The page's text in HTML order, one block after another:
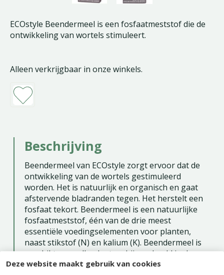
Deze website maakt gebruik van cookies
ECOstyle Beendermeel is een fosfaatmeststof die de
ontwikkeling van wortels stimuleert.
Alleen verkrijgbaar in onze winkels.
Beschrijving
Beendermeel van ECOstyle zorgt ervoor dat de
ontwikkeling van de wortels gestimuleerd
worden. Het is natuurlijk en organisch en gaat
afstervende bladranden tegen. Het herstelt een
fosfaat tekort. Beendermeel is een natuurlijke
fosfaatmeststof, één van de drie meest
essentiële voedingselementen voor planten,
naast stikstof (N) en kalium (K). Beendermeel is
geschikt voor alle planten, bijvoorbeeld in de
sier- en moestuin.